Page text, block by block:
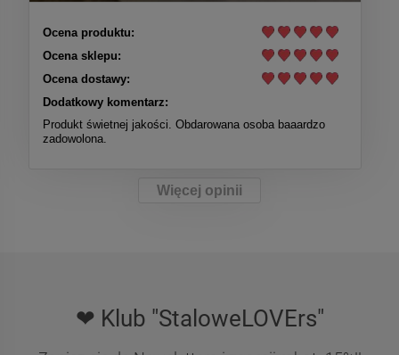
Ocena produktu:
Ocena sklepu:
Ocena dostawy:
Dodatkowy komentarz:
Produkt świetnej jakości. Obdarowana osoba baaardzo
zadowolona.
Więcej opinii
❤ Klub "StaloweLOVErs"